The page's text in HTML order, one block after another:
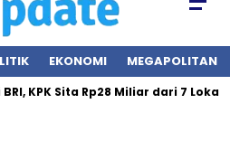
EKONOMI MEGAPOLITAN
Rp28 Miliar dari 7 Lokasi!